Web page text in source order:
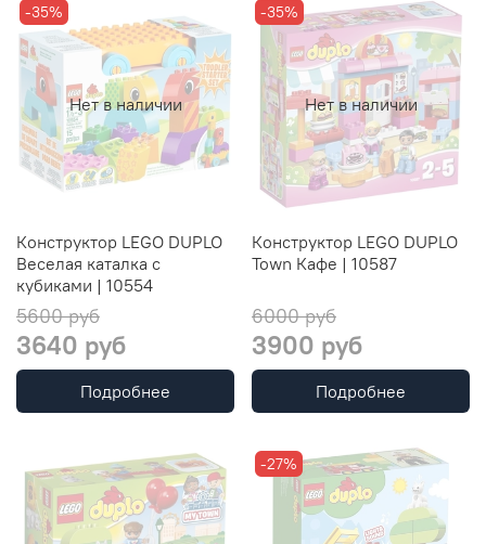
Нет в наличии
-35%
Конструктор LEGO DUPLO
Веселая каталка с
кубиками | 10554
5600 руб
3640 руб
Подробнее
Нет в наличии
-35%
Конструктор LEGO DUPLO
Town Кафе | 10587
6000 руб
3900 руб
Подробнее
-27%